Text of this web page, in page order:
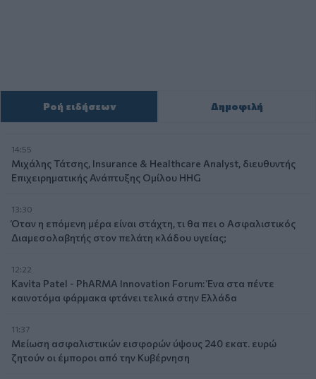
Ροή ειδήσεων Δημοφιλή
14:55
Μιχάλης Τάτσης, Insurance & Healthcare Analyst, διευθυντής
Επιχειρηματικής Ανάπτυξης Ομίλου HHG
13:30
Όταν η επόμενη μέρα είναι στάχτη, τι θα πει ο Ασφαλιστικός
Διαμεσολαβητής στον πελάτη κλάδου υγείας;
12:22
Kavita Patel - PhARMA Innovation Forum: Ένα στα πέντε
καινοτόμα φάρμακα φτάνει τελικά στην Ελλάδα
11:37
Μείωση ασφαλιστικών εισφορών ύψους 240 εκατ. ευρώ
ζητούν οι έμποροι από την Κυβέρνηση